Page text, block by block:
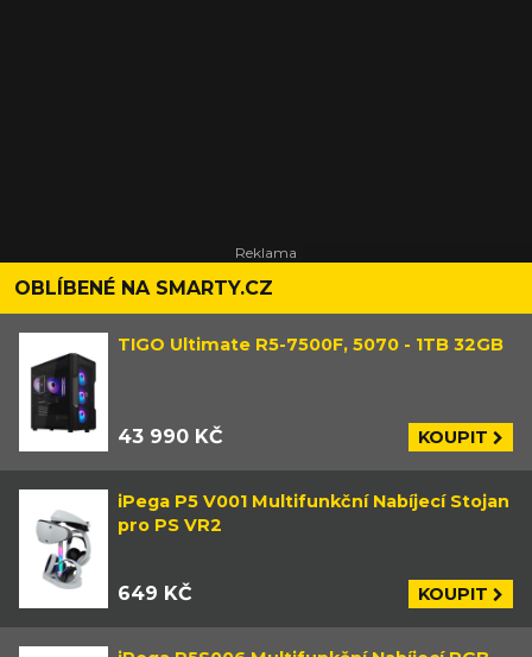
OBLÍBENÉ NA SMARTY.CZ
TIGO Ultimate R5-7500F, 5070 - 1TB 32GB
43 990 KČ KOUPIT
iPega P5 V001 Multifunkční Nabíjecí Stojan
pro PS VR2
649 KČ KOUPIT